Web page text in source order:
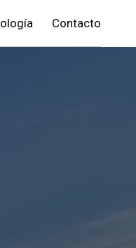
Contacto